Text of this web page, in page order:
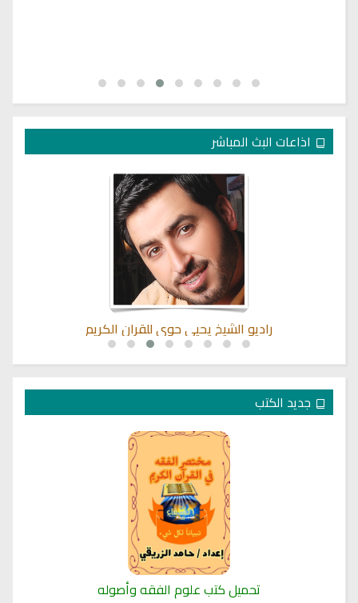
اذاعات البث المباشر
راديو الشيخ يحيى حوى للقران الكريم
جديد الكتب
تحميل كتب علوم الفقه وأصوله